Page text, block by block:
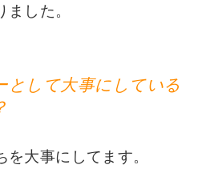
した。
として大事にしている
大事にしてます。